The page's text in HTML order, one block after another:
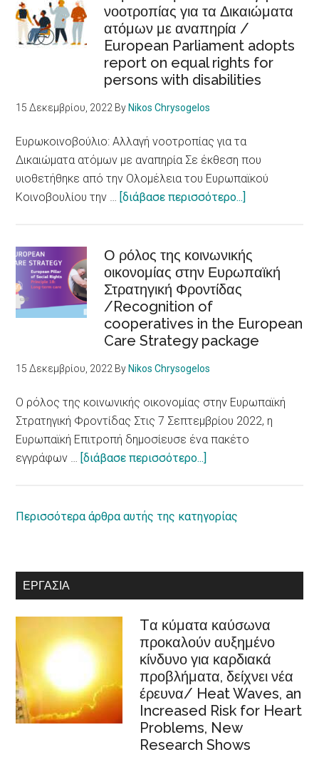
health
βραβείο
πόλης
προσβάσιμης
σε
άτομα
με
/Skellefteå
city
accessible
to
disabilities
νοοτροπίας για τα Δικαιώματα
ατόμων με αναπηρία /
European Parliament adopts
report on equal rights for
persons with disabilities
15 Δεκεμβρίου, 2022 By Nikos Chrysogelos
Ευρωκοινοβούλιο: Αλλαγή νοοτροπίας για τα
Δικαιώματα ατόμων με αναπηρία Σε έκθεση που
υιοθετήθηκε από την Ολομέλεια του Ευρωπαϊκού
Κοινοβουλίου την … [διάβασε περισσότερο...]
νοοτροπίας
για
ατόμων
με
European
Parliament
adopts
Ο ρόλος της κοινωνικής
οικονομίας στην Ευρωπαϊκή
Στρατηγική Φροντίδας
/Recognition of
cooperatives in the European
Care Strategy package
15 Δεκεμβρίου, 2022 By Nikos Chrysogelos
Ο ρόλος της κοινωνικής οικονομίας στην Ευρωπαϊκή
Στρατηγική Φροντίδας Στις 7 Σεπτεμβρίου 2022, η
Ευρωπαϊκή Επιτροπή δημοσίευσε ένα πακέτο
εγγράφων … [διάβασε περισσότερο...]
της
στην
Φροντίδας
/Recognition
of
cooperatives
in
the
European
Care
Περισσότερα άρθρα αυτής της κατηγορίας
ΕΡΓΑΣΊΑ
Tα κύματα καύσωνα
προκαλούν αυξημένο
κίνδυνο για καρδιακά
προβλήματα, δείχνει νέα
έρευνα/ Heat Waves, an
Increased Risk for Heart
Problems, New
Research Shows